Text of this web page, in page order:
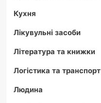
Кухня
Лікувульні засоби
Література та книжки
Логістика та транспорт
Людина